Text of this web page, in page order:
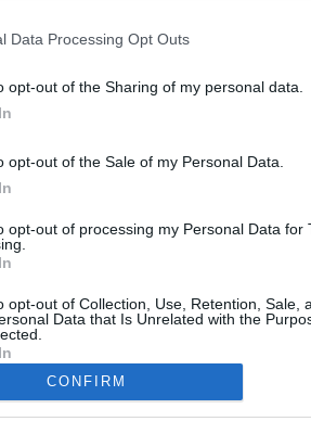
Data Processing Opt Outs
opt-out of the Sharing of my personal data.
opt-out of the Sale of my Personal Data.
opt-out of processing my Personal Data for
opt-out of Collection, Use, Retention, Sale,
Data that Is Unrelated with the
CONFIRM
controles a los viajeros procedentes de Italia tras el
de la embestida de Meloni contra España por la
en directo: España activa los controles a los
tras el choque con Meloni